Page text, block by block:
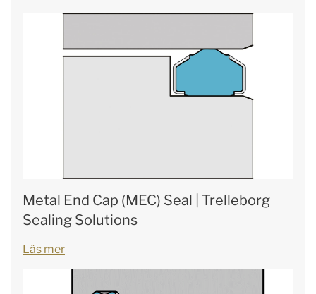
Metal End Cap (MEC) Seal | Trelleborg
Sealing Solutions
Läs mer